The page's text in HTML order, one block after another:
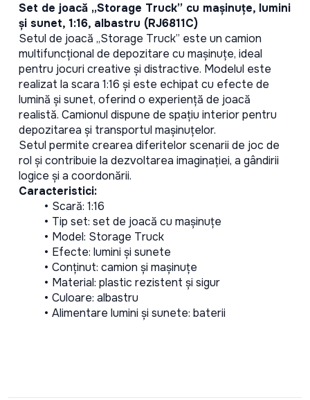
Set de joacă „Storage Truck” cu mașinuțe, lumini
și sunet, 1:16, albastru (RJ6811C)
Setul de joacă „Storage Truck” este un camion
multifuncțional de depozitare cu mașinuțe, ideal
pentru jocuri creative și distractive. Modelul este
realizat la scara 1:16 și este echipat cu efecte de
lumină și sunet, oferind o experiență de joacă
realistă. Camionul dispune de spațiu interior pentru
depozitarea și transportul mașinuțelor.
Setul permite crearea diferitelor scenarii de joc de
rol și contribuie la dezvoltarea imaginației, a gândirii
logice și a coordonării.
Caracteristici:
Scară: 1:16
Tip set: set de joacă cu mașinuțe
Model: Storage Truck
Efecte: lumini și sunete
Conținut: camion și mașinuțe
Material: plastic rezistent și sigur
Culoare: albastru
Alimentare lumini și sunete: baterii